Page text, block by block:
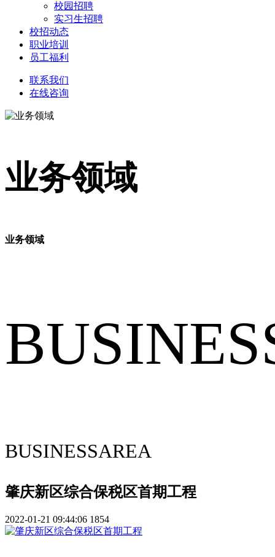
校园招聘
实习生招聘
校招动态
职业培训
员工福利
联系我们
在线咨询
业务领域
业务领域
BUSINESSAREA
肇庆新区综合保税区首期工程
2022-01-21 09:44:06 1854